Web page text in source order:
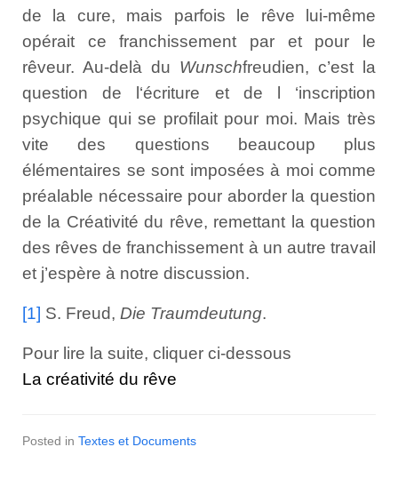
de la cure, mais parfois le rêve lui-même
opérait ce franchissement par et pour le
rêveur. Au-delà du Wunschfreudien, c’est la
question de l‘écriture et de l ‘inscription
psychique qui se profilait pour moi. Mais très
vite des questions beaucoup plus
élémentaires se sont imposées à moi comme
préalable nécessaire pour aborder la question
de la Créativité du rêve, remettant la question
des rêves de franchissement à un autre travail
et j’espère à notre discussion.
[1] S. Freud, Die Traumdeutung.
Pour lire la suite, cliquer ci-dessous
La créativité du rêve
Posted in Textes et Documents